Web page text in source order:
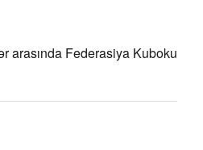
arasında Federasiya Kuboku